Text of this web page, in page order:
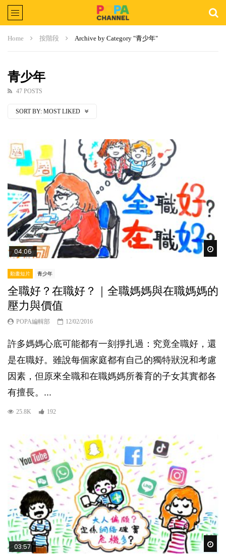
Home 按階段 Archive by Category "青少年"
青少年
47 POSTS
SORT BY: MOST LIKED
04:06
動畫短片 青少年
全職好？在職好？｜全職媽媽與在職媽媽的
壓力與價值
POPA編輯部 12/02/2016
許多媽媽心底可能都有一刻掙扎過：究竟全職好，還
是在職好。雖說每個家庭都有自己的獨特狀況和考慮
因素，但原來全職和在職媽媽所養育的子女其實都各
有擅長。...
25.8K 192
03:57